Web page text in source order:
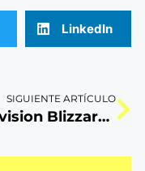
LinkedIn
SIGUIENTE ARTÍCULO
Activision Blizzard es comprada por Microsoft: ¿podrá la compañía de juegos superar su crisis?